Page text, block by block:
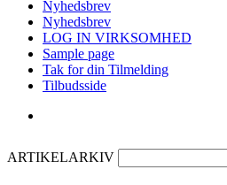
Nyhedsbrev
Nyhedsbrev
LOG IN VIRKSOMHED
Sample page
Tak for din Tilmelding
Tilbudsside
ARTIKELARKIV